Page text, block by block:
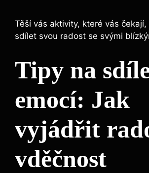
Těší vás aktivity, které vás
sdílet svou radost se svými
Tipy na
emocí: Jak
vyjádřit
vděčnost